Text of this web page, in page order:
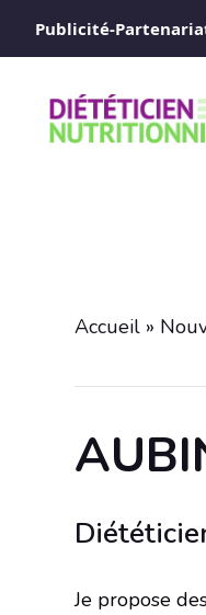
Publicité-
Accueil »
Je propose